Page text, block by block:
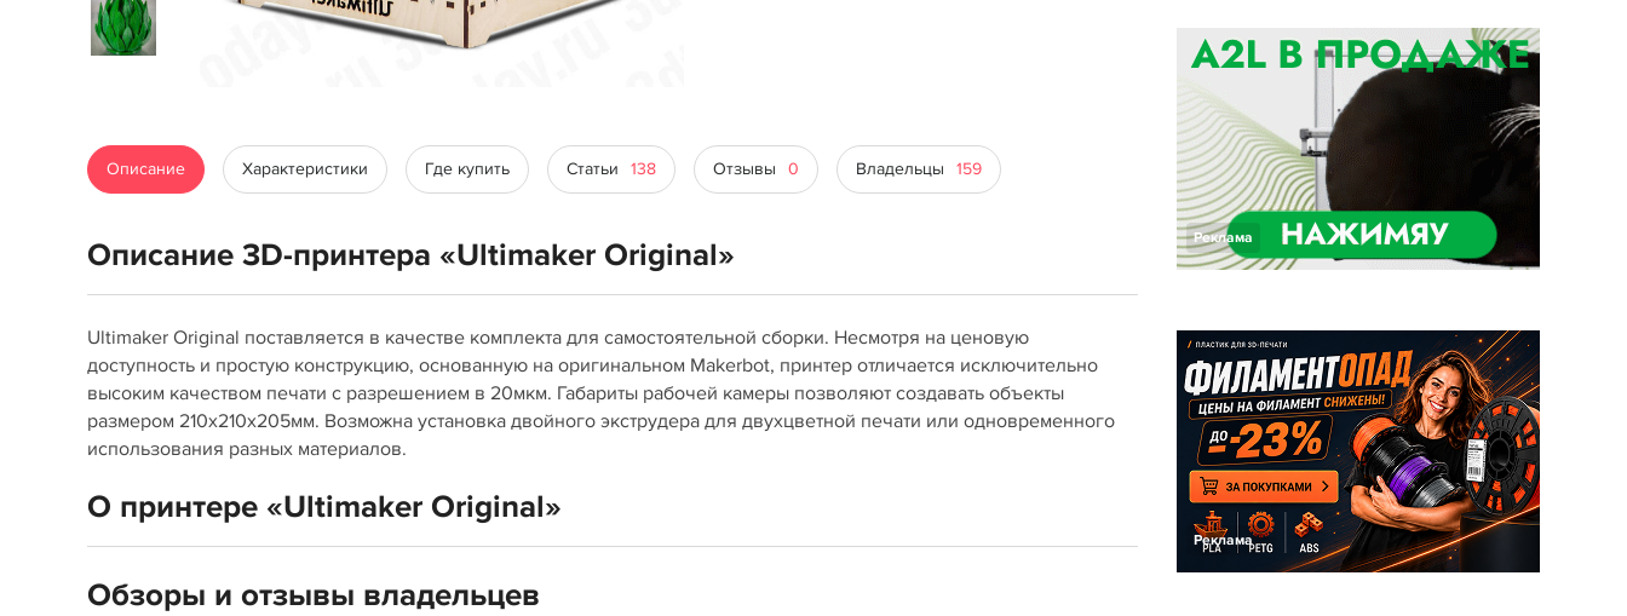
Описание Характеристики Где купить Статьи 138 Отзывы 0 Владельцы 159
Описание 3D-принтера «Ultimaker Original»
Ultimaker Original поставляется в качестве комплекта для самостоятельной сборки. Несмотря на ценовую
доступность и простую конструкцию, основанную на оригинальном Makerbot, принтер отличается исключительно
высоким качеством печати с разрешением в 20мкм. Габариты рабочей камеры позволяют создавать объекты
размером 210х210х205мм. Возможна установка двойного экструдера для двухцветной печати или одновременного
использования разных материалов.
О принтере «Ultimaker Original»
Обзоры и отзывы владельцев
Реклама
Реклама